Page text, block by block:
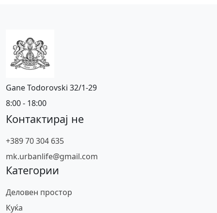
Gane Todorovski 32/1-29
8:00 - 18:00
Контактирај не
+389 70 304 635
mk.urbanlife@gmail.com
Категории
Деловен простор
Куќа